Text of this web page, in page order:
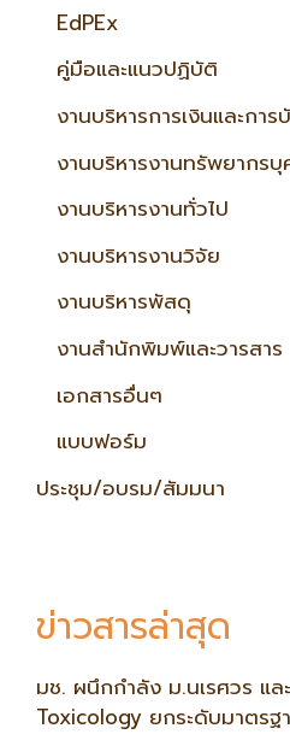
EdPEx
คู่มือและแนวปฏิบัติ
งานบริหารการเงินและกา
งานบริหารงานทรัพยากร
งานบริหารงานทั่วไป
งานบริหารงานวิจัย
งานบริหารพัสดุ
งานสำนักพิมพ์และวารสาร
เอกสารอื่นๆ
แบบฟอร์ม
ประชุม/อบรม/สัมมนา
ข่าวสารล่าสุด
มช. ผนึกกำลัง ม.นเรศวร แ
Toxicology ยกระดับมาตรฐ